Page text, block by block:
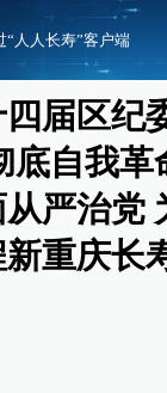
届区纪
底自我革
严治党
新重庆长
“人人长寿”客户端